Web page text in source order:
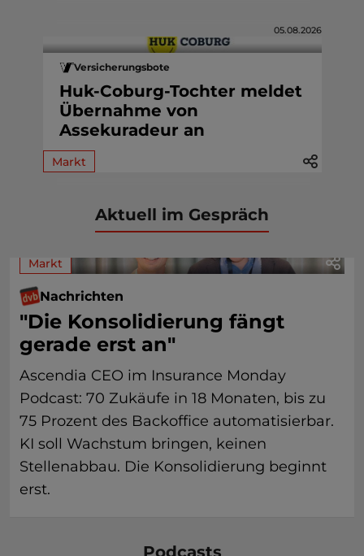
05.08.2026
Versicherungsbote
Huk-Coburg-Tochter meldet
Übernahme von
Assekuradeur an
Markt
Aktuell im Gespräch
Markt
Nachrichten
"Die Konsolidierung fängt
gerade erst an"
Ascendia CEO im Insurance Monday
Podcast: 70 Zukäufe in 18 Monaten, bis zu
75 Prozent des Backoffice automatisierbar.
KI soll Wachstum bringen, keinen
Stellenabbau. Die Konsolidierung beginnt
erst.
Podcasts